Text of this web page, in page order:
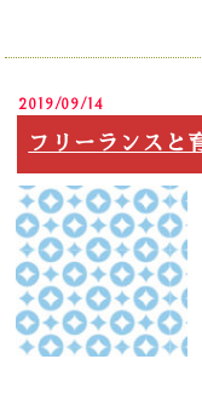
2019/09/14
フリーランスと